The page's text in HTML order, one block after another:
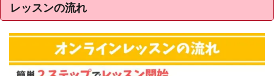
レッスンの流れ